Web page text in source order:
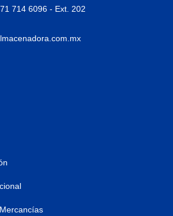
714 6096 - Ext. 202